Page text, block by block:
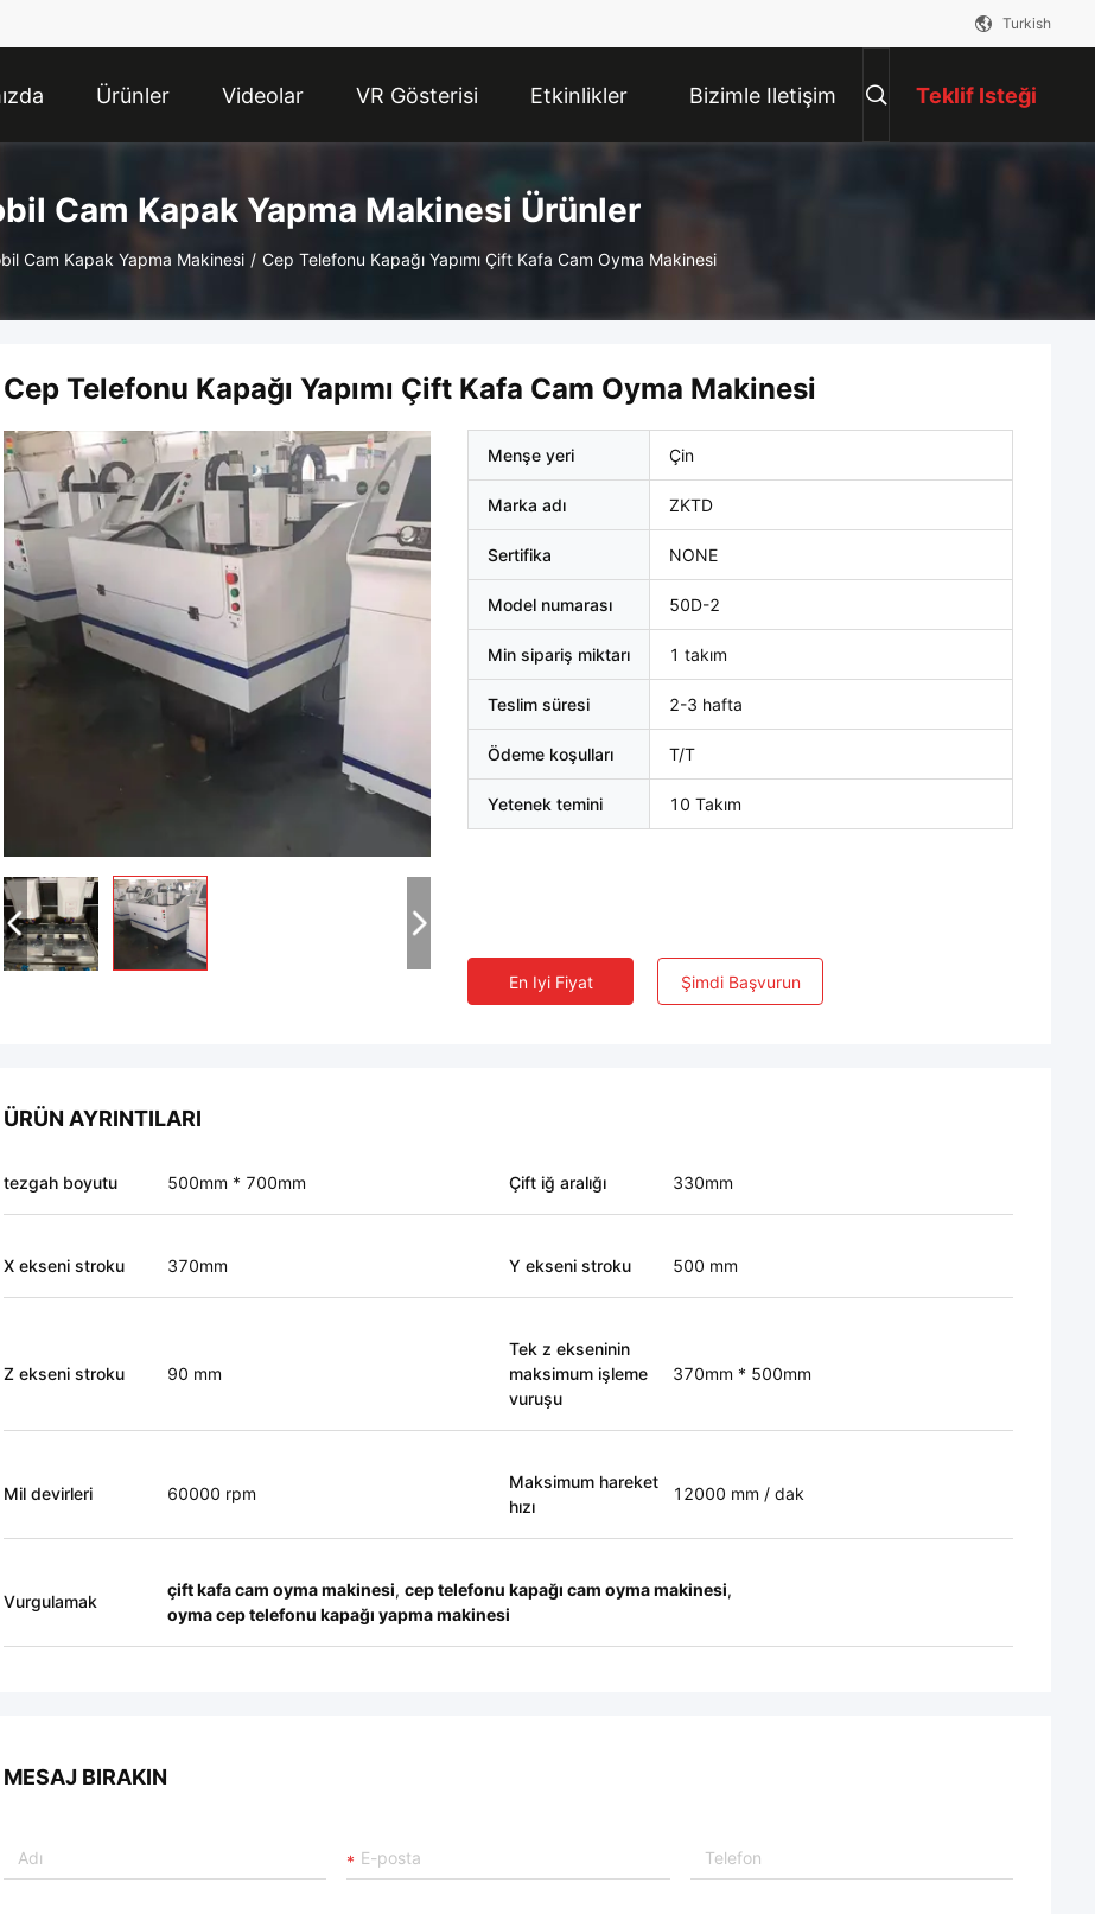
Turkish
Ürünler Videolar VR Gösterisi Etkinlikler Bizimle Iletişim Teklif Isteği
Cam Kapak Yapma Makinesi Ürünler
Cam Kapak Yapma Makinesi / Cep Telefonu Kapağı Yapımı Çift Kafa Cam Oyma Makinesi
Cep Telefonu Kapağı Yapımı Çift Kafa Cam Oyma Makinesi
Menşe yeri Çin
Marka adı ZKTD
Sertifika NONE
Model numarası 50D-2
Min sipariş miktarı 1 takım
Teslim süresi 2-3 hafta
Ödeme koşulları T/T
Yetenek temini 10 Takım
En Iyi Fiyat Şimdi Başvurun
ÜRÜN AYRINTILARI
tezgah boyutu 500mm * 700mm Çift iğ aralığı 330mm
X ekseni stroku 370mm Y ekseni stroku 500 mm
Z ekseni stroku 90 mm
Tek z ekseninin
maksimum işleme
vuruşu
370mm * 500mm
Mil devirleri 60000 rpm
Maksimum hareket
hızı
12000 mm / dak
Vurgulamak
çift ​​kafa cam oyma makinesi, cep telefonu kapağı cam oyma makinesi,
oyma cep telefonu kapağı yapma makinesi
MESAJ BIRAKIN